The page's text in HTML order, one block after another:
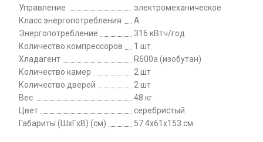
Управление
электромеханическое
Класс энергопотребления
A
Энергопотребление
316 кВтч/год
Количество компрессоров
1 шт
Хладагент
R600a (изобутан)
Количество камер
2 шт
Количество дверей
2 шт
Вес
48 кг
Цвет
серебристый
Габариты (ШxГxВ) (см)
57.4x61x153 см